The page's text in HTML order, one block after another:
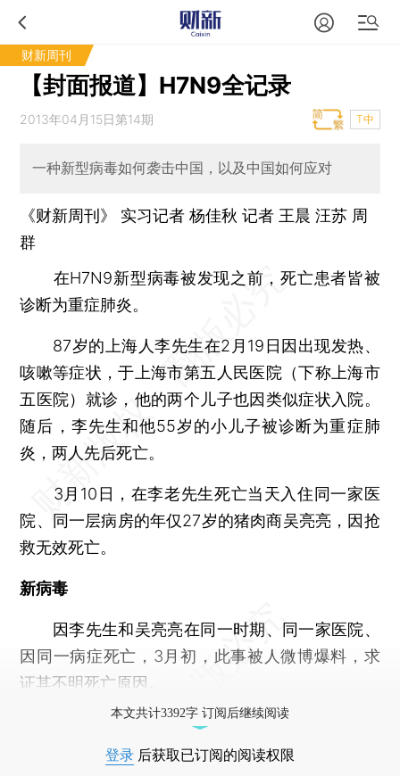
财新周刊
【封面报道】H7N9全记录
2013年04月15日第14期 T中
一种新型病毒如何袭击中国，以及中国如何应对
《财新周刊》 实习记者 杨佳秋 记者 王晨 汪苏 周
群
在H7N9新型病毒被发现之前，死亡患者皆被
诊断为重症肺炎。
87岁的上海人李先生在2月19日因出现发热、
咳嗽等症状，于上海市第五人民医院（下称上海市
五医院）就诊，他的两个儿子也因类似症状入院。
随后，李先生和他55岁的小儿子被诊断为重症肺
炎，两人先后死亡。
3月10日，在李老先生死亡当天入住同一家医
院、同一层病房的年仅27岁的猪肉商吴亮亮，因抢
救无效死亡。
新病毒
因李先生和吴亮亮在同一时期、同一家医院、
因同一病症死亡，3月初，此事被人微博爆料，求
证其不明死亡原因。
本文共计3392字 订阅后继续阅读
登录 后获取已订阅的阅读权限